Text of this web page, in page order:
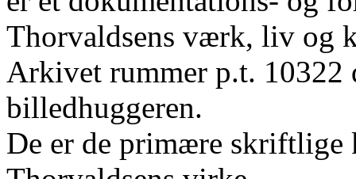
Thorvaldsens værk, liv og
Arkivet rummer p.t.
billedhuggeren.
De er de primære